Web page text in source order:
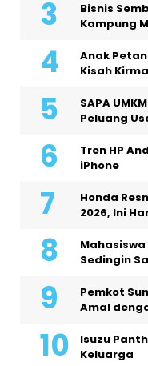
Bisnis
Kampung
Anak
Kisah
SAPA
Peluang
Tren HP
iPhone
Honda
2026, Ini
Mahasiswa
Sedingin
Pemkot
Amal
Isuzu
Keluarga